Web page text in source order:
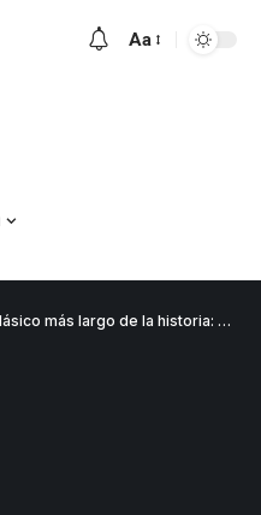
Aa
de la historia: 27 horas de fútbol y convivencia